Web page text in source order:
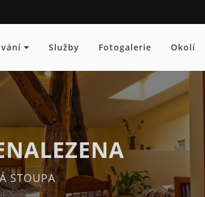
Služby Fotogalerie Okolí
STOUPA